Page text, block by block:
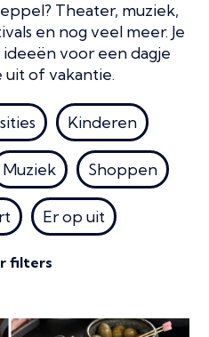
Theater, muziek,
en nog veel meer. Je
voor een dagje
uit of vakantie.
Kinderen
Muziek Shoppen
Er op uit
filters